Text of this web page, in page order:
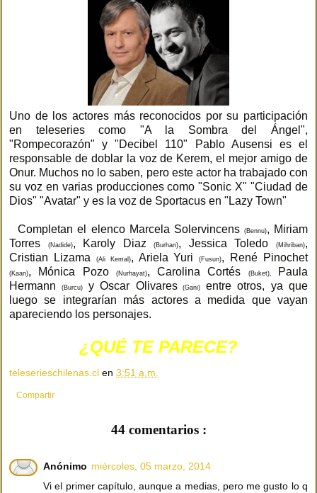
Uno de los actores más reconocidos por su participación
en teleseries como "A la Sombra del Ángel",
"Rompecorazón" y "Decibel 110" Pablo Ausensi es el
responsable de doblar la voz de Kerem, el mejor amigo de
Onur. Muchos no lo saben, pero este actor ha trabajado con
su voz en varias producciones como "Sonic X" "Ciudad de
Dios" "Avatar" y es la voz de Sportacus en "Lazy Town"
Completan el elenco Marcela Solervincens (Bennu), Miriam
Torres
(Nadide), Karoly Diaz(Burhan), Jessica Toledo(Mihriban),
Cristian Lizama
(Ali Kemal), Ariela Yuri(Fusun), René Pinochet
(Kaan), Mónica Pozo (Nurhayat), Carolina Cortés (Buket),
Paula
Hermann(Burcu) y Oscar Olivares(Gani) entre otros, ya que
luego se integrarían más actores a medida que vayan
apareciendo los personajes.
¿QUÉ TE PARECE?
teleserieschilenas.cl en 3:51 a.m.
Compartir
44 comentarios :
Anónimo miércoles, 05 marzo, 2014
Vi el primer capítulo, aunque a medias, pero me gusto lo q